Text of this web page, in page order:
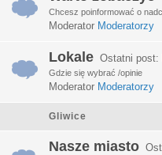
Chcesz poinformować o
Moderator Moderatorzy
Lokale Ostatni post:
Gdzie się wybrać /opinie
Moderator Moderatorzy
Gliwice
Nasze miasto